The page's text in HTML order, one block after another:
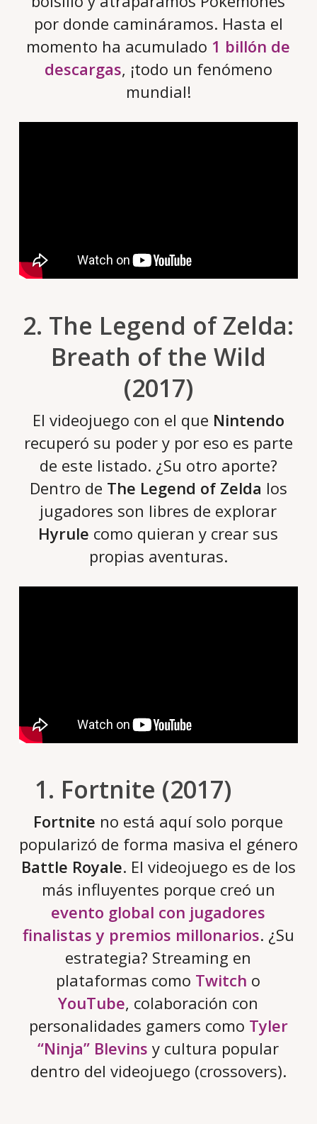
por donde camináramos. Hasta el
momento ha acumulado 1 billón de
descargas, ¡todo un fenómeno
mundial!
2. The Legend of Zelda:
Breath of the Wild
(2017)
El videojuego con el que Nintendo
recuperó su poder y por eso es parte
de este listado. ¿Su otro aporte?
Dentro de The Legend of Zelda los
jugadores son libres de explorar
Hyrule como quieran y crear sus
propias aventuras.
1. Fortnite (2017)
Fortnite no está aquí solo porque
popularizó de forma masiva el género
Battle Royale. El videojuego es de los
más influyentes porque creó un
evento global con jugadores
finalistas y premios millonarios. ¿Su
estrategia? Streaming en
plataformas como Twitch o
YouTube, colaboración con
personalidades gamers como Tyler
“Ninja” Blevins y cultura popular
dentro del videojuego (crossovers).